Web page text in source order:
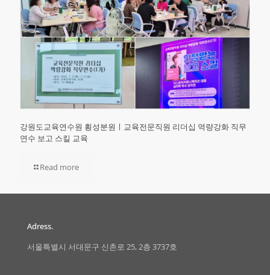
강원도교육연수원 횡성분원ㅣ교육전문직원 리더십 역량강화 직무
연수 보고 스킬 교육
Read more
Adress.
서울특별시 서대문구 신촌로 25, 2층 3737호